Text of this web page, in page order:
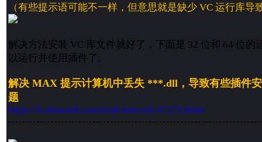
（有些提示语可能不一样，但意思就是缺少 VC 运行库导
解决方法安装 VC 库文件就好了，下面是 32 位和 64 位的
以运行并使用插件了。
解决 MAX 提示计算机中丢失 ***.dll，导致有些插件
题
https://h.shanse8.com/read-htm-tid-47272.html